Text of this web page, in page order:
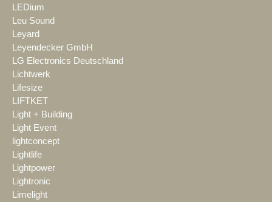
LEDium
Leu Sound
Leyard
Leyendecker GmbH
LG Electronics Deutschland
Lichtwerk
Lifesize
LIFTKET
Light + Building
Light Event
lightconcept
Lightlife
Lightpower
Lightronic
Limelight